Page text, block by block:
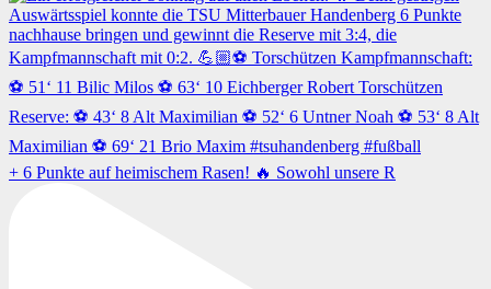
+ 6 Punkte auf heimischem Rasen! 🔥 Sowohl unsere R